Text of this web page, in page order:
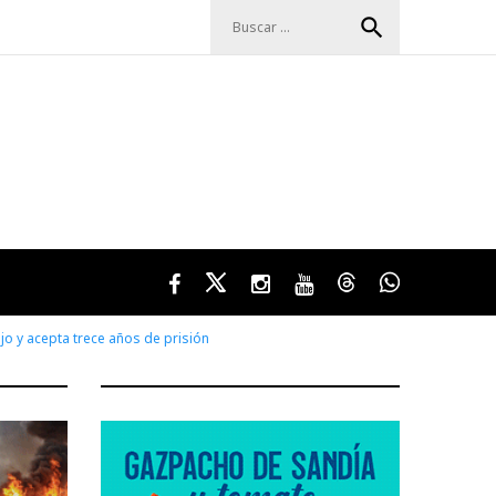
search
FacebookTwitterInstagramYoutubeThreadsWhatsApp
y acepta trece años de prisión